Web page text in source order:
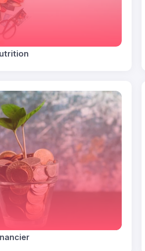
de tilleul : bienfaits